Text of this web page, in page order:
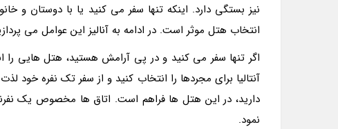
نیز بستگی دارد. اینکه تنها سفر می کنید یا با دوستان و
انتخاب هتل موثر است. در ادامه به آنالیز این عوامل می
اگر تنها سفر می کنید و در پی آرامش هستید، هتل هایی
آنتالیا برای مجردها را انتخاب کنید و از سفر تک نفره
دارید، در این هتل ها فراهم است. اتاق ها مخصوص یک
نمود.